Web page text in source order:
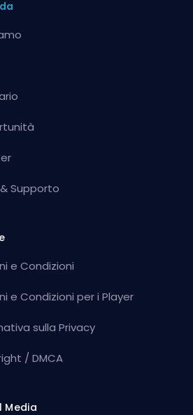
Supporto
e Condizioni
e Condizioni per i Player
sulla Privacy
/ DMCA
Media